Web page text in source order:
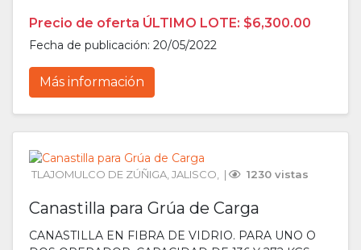
Precio de oferta ÚLTIMO LOTE: $6,300.00
Fecha de publicación: 20/05/2022
Más información
TLAJOMULCO DE ZÚÑIGA JALISCO | 1230 vistas
Canastilla para Grúa de Carga
CANASTILLA EN FIBRA DE VIDRIO. PARA UNO O